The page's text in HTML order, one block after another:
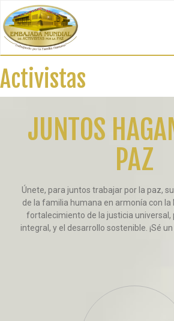
al
contenido
principal
Activistas
JUNTOS
PAZ
Únete, para juntos trabajar por la paz,
de la familia humana en armonía con la
fortalecimiento de la justicia universal,
integral, y el desarrollo sostenible. ¡Sé